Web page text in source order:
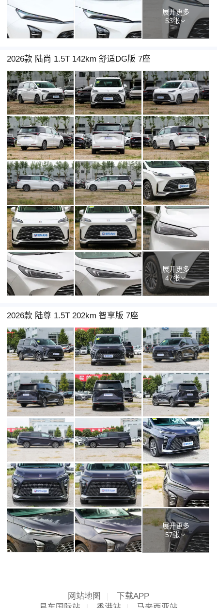
展开更多
53张
2026款 陆尚 1.5T 142km 舒适DG版 7座
展开更多
47张
2026款 陆尊 1.5T 202km 智享版 7座
展开更多
57张
网站地图
下载APP